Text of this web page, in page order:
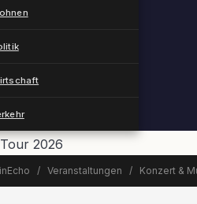
2026
/ Veranstaltungen / Konzert &